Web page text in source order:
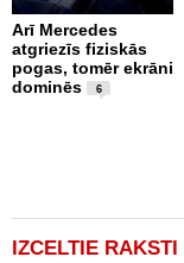
Arī Mercedes
atgriezīs fiziskās
pogas, tomēr ekrāni
dominēs
6
IZCELTIE RAKSTI